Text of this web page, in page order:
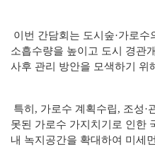
이번 간담회는 도시숲·가로
소흡수량을 높이고 도시 경관
사후 관리 방안을 모색하기 위
특히, 가로수 계획수립, 조성·
못된 가로수 가지치기로 인한
내 녹지공간을 확대하여 미세